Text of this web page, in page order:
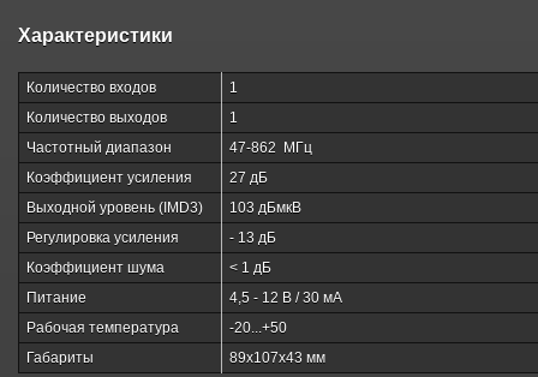
Характеристики
Количество входов
1
Количество выходов
1
Частотный диапазон
47-862 МГц
Коэффициент усиления
27 дБ
Выходной уровень (IMD3)
103 дБмкВ
Регулировка усиления
- 13 дБ
Коэффициент шума
< 1 дБ
Питание
4,5 - 12 В / 30 мА
Рабочая температура
-20...+50
Габариты
89х107х43 мм